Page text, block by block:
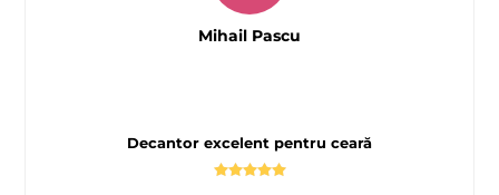
Decantor excelent pentru ceară
Mihail Pascu